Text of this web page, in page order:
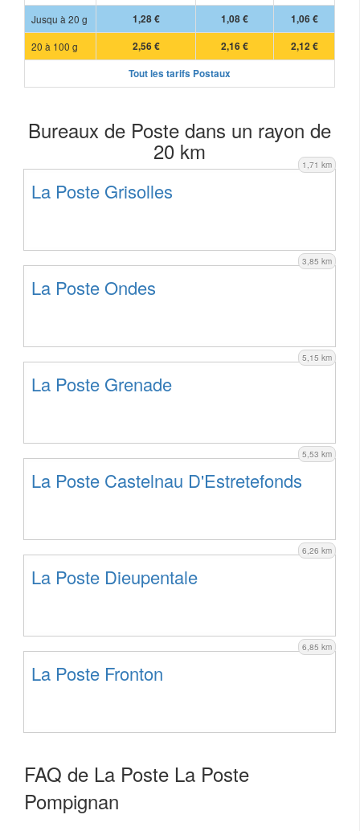
Jusqu à 20 g
1,28 € 1,08 €
1,06 €
20 à 100 g
2,56 € 2,16 €
2,12 €
Tout les tarifs Postaux
Bureaux de Poste dans un rayon de
20 km 1,71 km
La Poste Grisolles
3,85 km
La Poste Ondes
5,15 km
La Poste Grenade
5,53 km
La Poste Castelnau D'Estretefonds
6,26 km
La Poste Dieupentale
6,85 km
La Poste Fronton
FAQ de La Poste La Poste
Pompignan